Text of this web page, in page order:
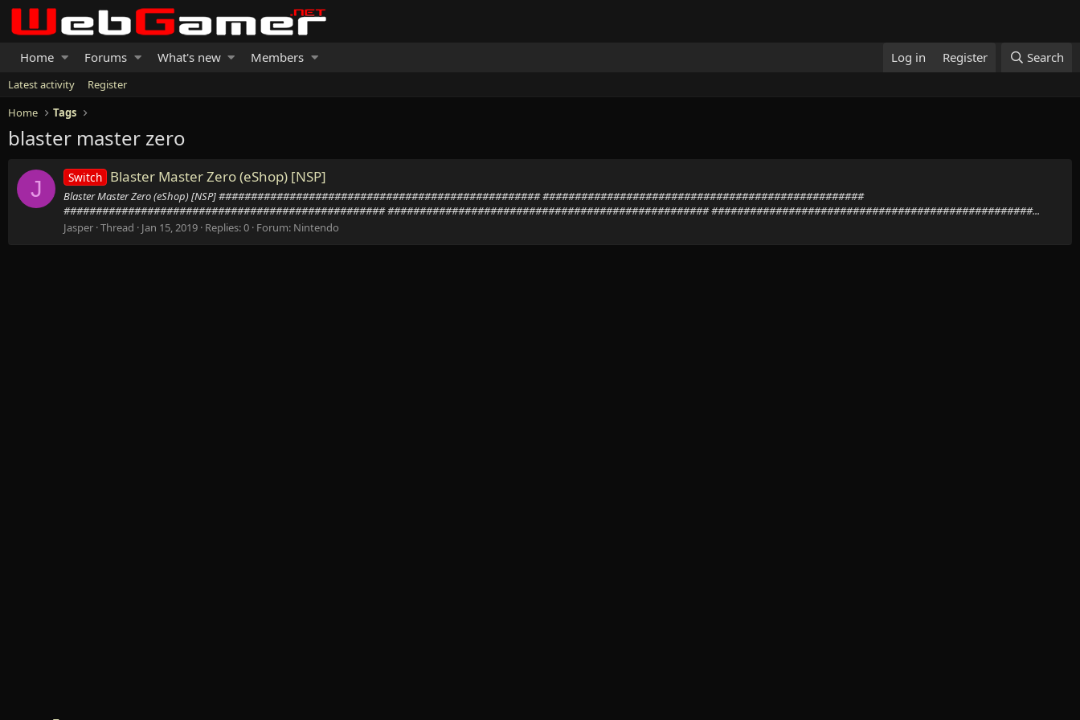
Home Forums What's new Members Log in Register Search
Latest activity
Register
Home
Tags
blaster master zero
J Switch Blaster Master Zero (eShop) [NSP]
Blaster Master Zero (eShop) [NSP] ################################################## ##################################################
################################################## ################################################## ##################################################...
Jasper Thread Jan 15, 2019 Replies: 0 Forum: Nintendo